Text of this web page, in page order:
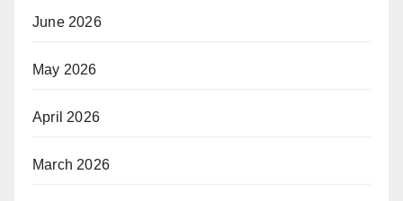
June 2026
May 2026
April 2026
March 2026